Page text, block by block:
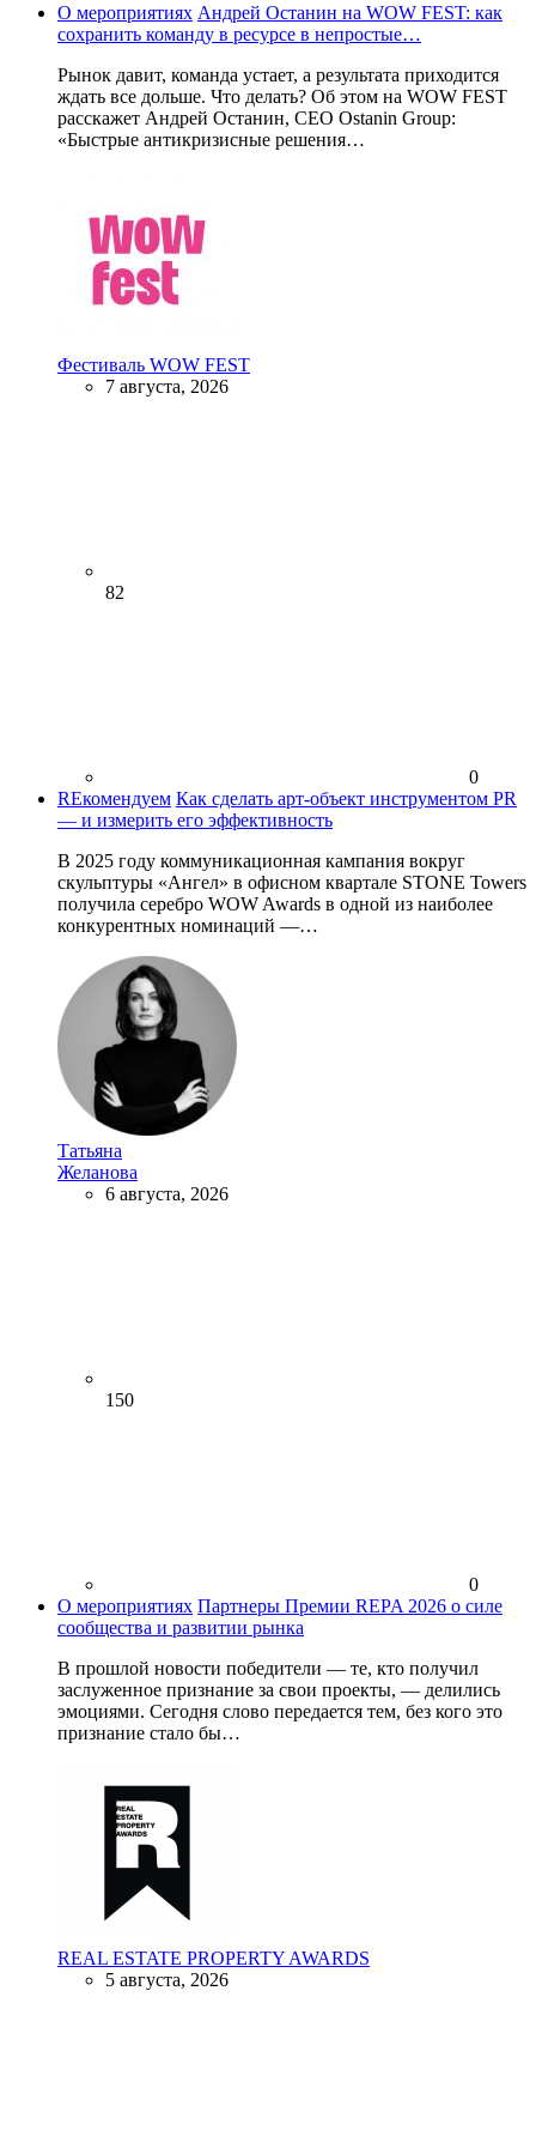
О мероприятиях Андрей Останин на WOW FEST: как
сохранить команду в ресурсе в непростые…
Рынок давит, команда устает, а результата приходится
ждать все дольше. Что делать? Об этом на WOW FEST
расскажет Андрей Останин, CEO Ostanin Group:
«Быстрые антикризисные решения…
Фестиваль WOW FEST
7 августа, 2026
82
0
REкомендуем Как сделать арт-объект инструментом PR
— и измерить его эффективность
В 2025 году коммуникационная кампания вокруг
скульптуры «Ангел» в офисном квартале STONE Towers
получила серебро WOW Awards в одной из наиболее
конкурентных номинаций —…
Татьяна
Желанова
6 августа, 2026
150
0
О мероприятиях Партнеры Премии REPA 2026 о силе
сообщества и развитии рынка
В прошлой новости победители — те, кто получил
заслуженное признание за свои проекты, — делились
эмоциями. Сегодня слово передается тем, без кого это
признание стало бы…
REAL ESTATE PROPERTY AWARDS
5 августа, 2026